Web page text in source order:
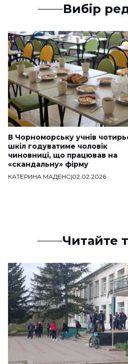
Вибір
В Чорноморську учнів
шкіл годуватиме чоловік
чиновниці, що працював на
«скандальну» фірму
КАТЕРИНА МАДЕНС|02.02.2026
Читайте